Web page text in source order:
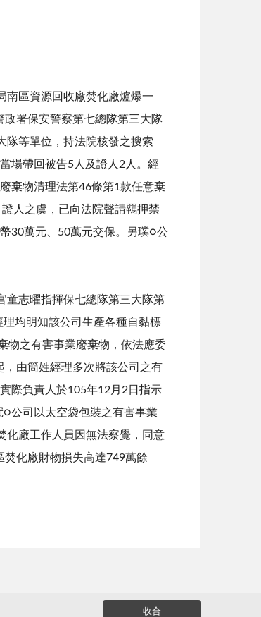
南區資源回收廠焚化廠爐爆一
署保安警察第七總隊第三大隊
隊等單位，持法院核發之搜索
場帶回被告5人及證人2人。經
棄物清理法第46條第1款任意棄
人之虞，已向法院聲請羈押禁
30萬元、50萬元交保。另璞○公
童志曜指揮保七總隊第三大隊第
均明知該公司生產各種自黏標
物之有害事業廢棄物，依法應委
由簡姓經理多次將該公司之有
際負責人於105年12月2日指示
公司以太空袋包裝之有害事業
化廠工作人員因無法察覺，同意
化廠財物損失高達749萬餘
收合